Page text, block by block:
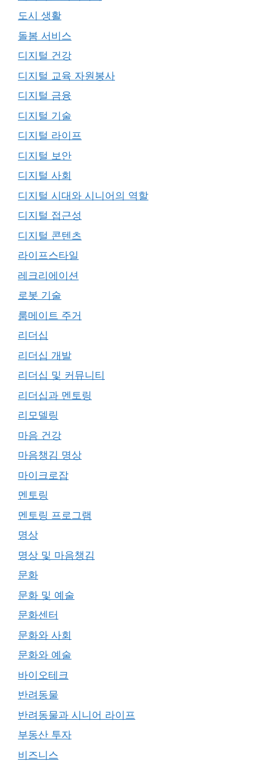
도시 생활
돌봄 서비스
디지털 건강
디지털 교육 자원봉사
디지털 금융
디지털 기술
디지털 라이프
디지털 보안
디지털 사회
디지털 시대와 시니어의 역할
디지털 접근성
디지털 콘텐츠
라이프스타일
레크리에이션
로봇 기술
룸메이트 주거
리더십
리더십 개발
리더십 및 커뮤니티
리더십과 멘토링
리모델링
마음 건강
마음챙김 명상
마이크로잡
멘토링
멘토링 프로그램
명상
명상 및 마음챙김
문화
문화 및 예술
문화센터
문화와 사회
문화와 예술
바이오테크
반려동물
반려동물과 시니어 라이프
부동산 투자
비즈니스